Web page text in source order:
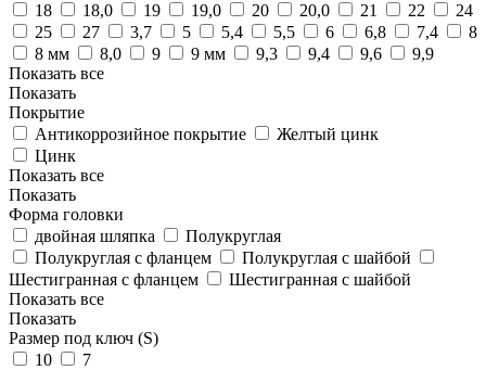
18
18,0 19 19,0 20 20,0 21 22
24
25
27 3,7 5 5,4 5,5 6 6,8 7,4
8
8 мм
8,0 9 9 мм 9,3 9,4 9,6
9,9
Показать все
Показать
Покрытие
Антикоррозийное покрытие
Желтый цинк
Цинк
Показать все
Показать
Форма головки
двойная шляпка
Полукруглая
Полукруглая с фланцем
Полукруглая с шайбой
Шестигранная с фланцем
Шестигранная с шайбой
Показать все
Показать
Размер под ключ (S)
10
7